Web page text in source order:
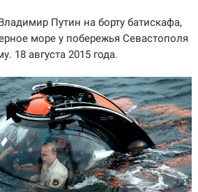
Путин на борту батискафа,
море у побережья Севастополя
18 августа 2015 года.